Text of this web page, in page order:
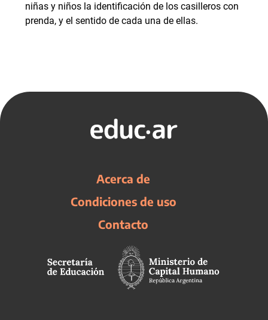
niñas y niños la identificación de los casilleros con
prenda, y el sentido de cada una de ellas.
Acerca de
Condiciones de uso
Contacto